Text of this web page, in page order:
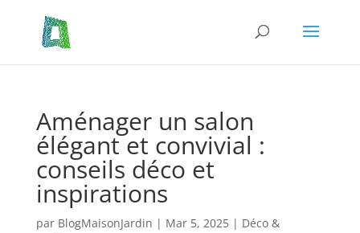
Aménager un salon
élégant et convivial :
conseils déco et
inspirations
par BlogMaisonJardin | Mar 5, 2025| Déco &